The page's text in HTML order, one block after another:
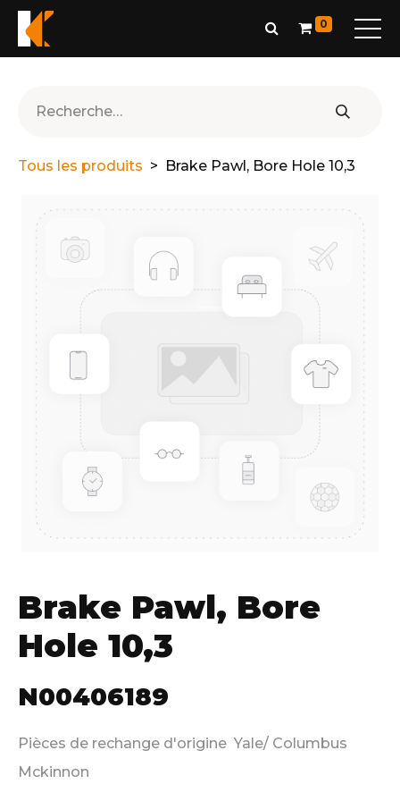
0
Tous les produits Brake Pawl, Bore Hole 10,3
Brake Pawl, Bore
Hole 10,3
N00406189
Pièces de rechange d'origine Yale/ Columbus
Mckinnon